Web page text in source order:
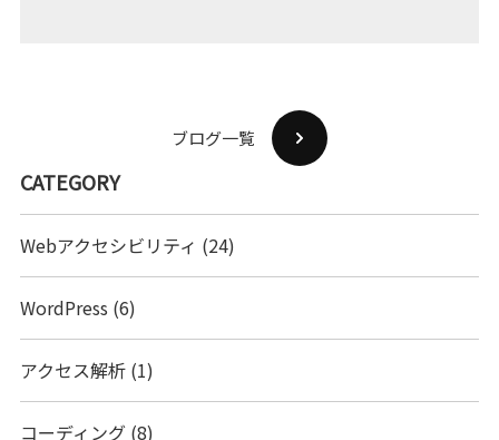
ブログ一覧
CATEGORY
Webアクセシビリティ (24)
WordPress (6)
アクセス解析(1)
コーディング(8)